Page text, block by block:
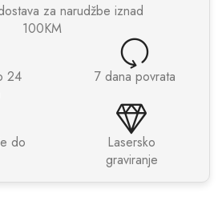
za narudžbe iznad
100KM
24
7 dana povrata
do
Lasersko
graviranje